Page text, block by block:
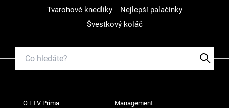
Tvarohové knedlíky
Nejlepší palačinky
Švestkový koláč
O FTV Prima Management